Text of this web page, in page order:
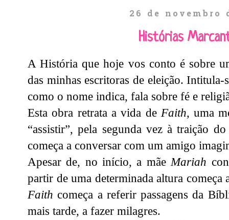
26 de novembro
Histórias
A História que hoje vos conto é sobre
das minhas escritoras de eleição. Intitula-
como o nome indica, fala sobre fé e
Esta obra retrata a vida de Faith, uma
“assistir”, pela segunda vez à traição
começa a conversar com um amigo
Apesar de, no início, a mãeMariah
partir de uma determinada altura começa
Faith começa a referir passagens da
mais tarde, a fazer milagres.